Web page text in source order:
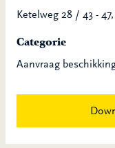
Ketelweg 28 / 43 -
Categorie
Aanvraag